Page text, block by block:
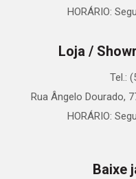
HORÁRIO:
Loja /
Tel.:
Rua Ângelo Dourado,
HORÁRIO:
Baixe